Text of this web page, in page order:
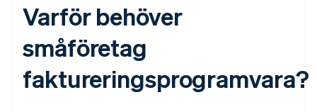
Varför behöver
småföretag
faktureringsprogramvara?